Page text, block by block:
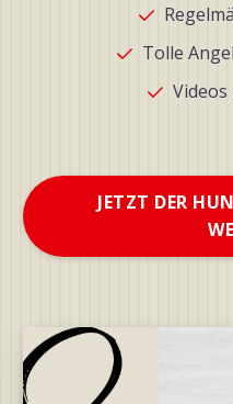
Tolle
JETZT DER